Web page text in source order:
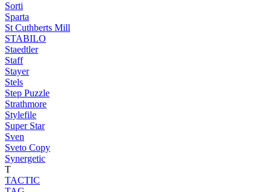
Sorti
Sparta
St Cuthberts Mill
STABILO
Staedtler
Staff
Stayer
Stels
Step Puzzle
Strathmore
Stylefile
Super Star
Sven
Sveto Copy
Synergetic
T
TACTIC